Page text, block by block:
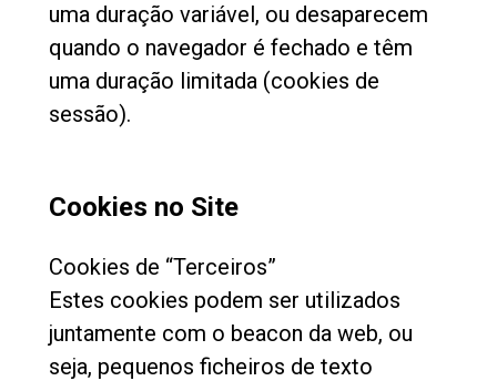
uma duração variável, ou desaparecem
quando o navegador é fechado e têm
uma duração limitada (cookies de
sessão).
Cookies no Site
Cookies de “Terceiros”
Estes cookies podem ser utilizados
juntamente com o beacon da web, ou
seja, pequenos ficheiros de texto